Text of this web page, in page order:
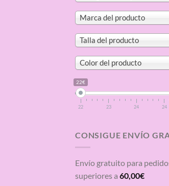
Marca del producto
Talla del producto
Color del producto
22€
22 23 24 24
CONSIGUE ENVÍO
Envío gratuito para
superiores a 60,00€